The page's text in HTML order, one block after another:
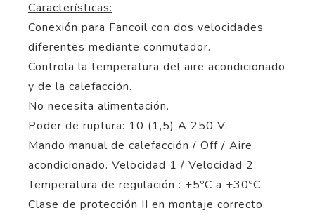
Características:
Conexión para Fancoil con dos velocidades
diferentes mediante conmutador.
Controla la temperatura del aire acondicionado
y de la calefacción.
No necesita alimentación.
Poder de ruptura: 10 (1,5) A 250 V.
Mando manual de calefacción / Off / Aire
acondicionado. Velocidad 1 / Velocidad 2.
Temperatura de regulación : +5ºC a +30ºC.
Clase de protección II en montaje correcto.